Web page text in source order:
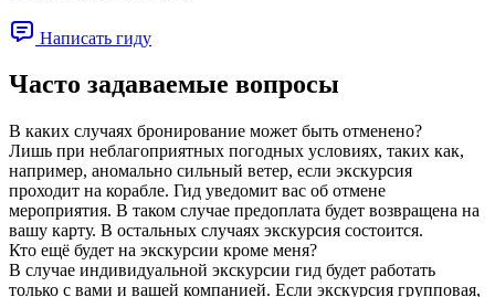
Написать гиду
Часто задаваемые вопросы
В каких случаях бронирование может быть отменено?
Лишь при неблагоприятных погодных условиях, таких как,
например, аномально сильный ветер, если экскурсия
проходит на корабле. Гид уведомит вас об отмене
мероприятия. В таком случае предоплата будет возвращена на
вашу карту. В остальных случаях экскурсия состоится.
Кто ещё будет на экскурсии кроме меня?
В случае индивидуальной экскурсии гид будет работать
только с вами и вашей компанией. Если экскурсия групповая,